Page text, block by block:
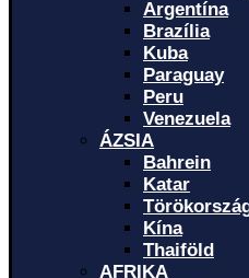
Argentína
Brazília
Kuba
Paraguay
Peru
Venezuela
ÁZSIA
Bahrein
Katar
Kína
Thaiföld
AFRIKA